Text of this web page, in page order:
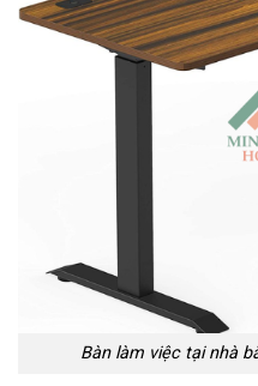
Bàn làm việc tại nhà